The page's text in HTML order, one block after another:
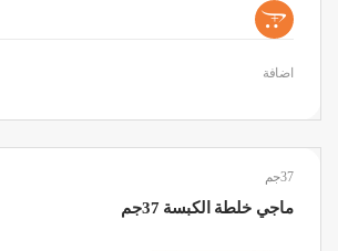
+
اضافة
37جم
ماجي خلطة الكبسة 37جم